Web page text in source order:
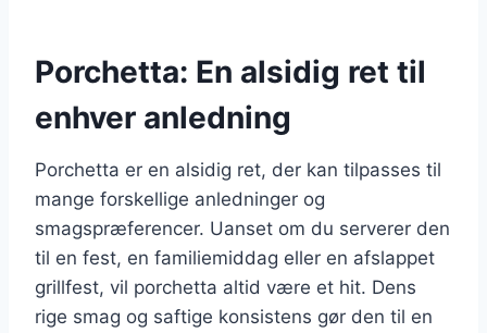
Porchetta: En alsidig ret til
enhver anledning
Porchetta er en alsidig ret, der kan tilpasses til
mange forskellige anledninger og
smagspræferencer. Uanset om du serverer den
til en fest, en familiemiddag eller en afslappet
grillfest, vil porchetta altid være et hit. Dens
rige smag og saftige konsistens gør den til en